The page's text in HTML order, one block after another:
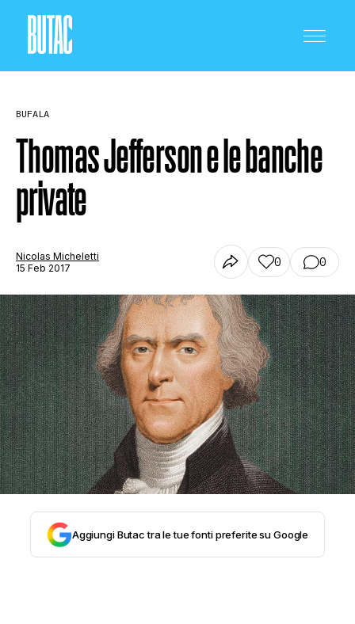
CRONACA E POLITICA
SCIENZA E TECNOLOGIA
SALUTE E MEDICINA
STORIA E CITAZIONI
INTRATTENIMENTO
COMPLOTTI, LEGGENDE URBANE ED
EVERGREEN
BUFALA
Thomas Jefferson e le banche
private
Nicolas Micheletti
15 Feb 2017
0 0
Aggiungi Butac tra le tue fonti preferite su Google